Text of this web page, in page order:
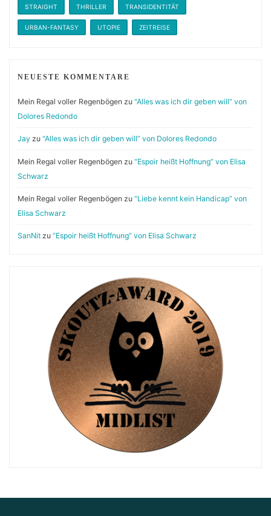
STRAIGHT THRILLER TRANSIDENTITÄT
URBAN-FANTASY UTOPIE ZEITREISE
NEUESTE KOMMENTARE
Mein Regal voller Regenbögenzu “Alles was ich dir geben will” von
Dolores Redondo
Jayzu “Alles was ich dir geben will” von Dolores Redondo
Mein Regal voller Regenbögenzu “Espoir heißt Hoffnung” von Elisa
Schwarz
Mein Regal voller Regenbögenzu “Liebe kennt kein Handicap” von
Elisa Schwarz
SanNitzu “Espoir heißt Hoffnung” von Elisa Schwarz